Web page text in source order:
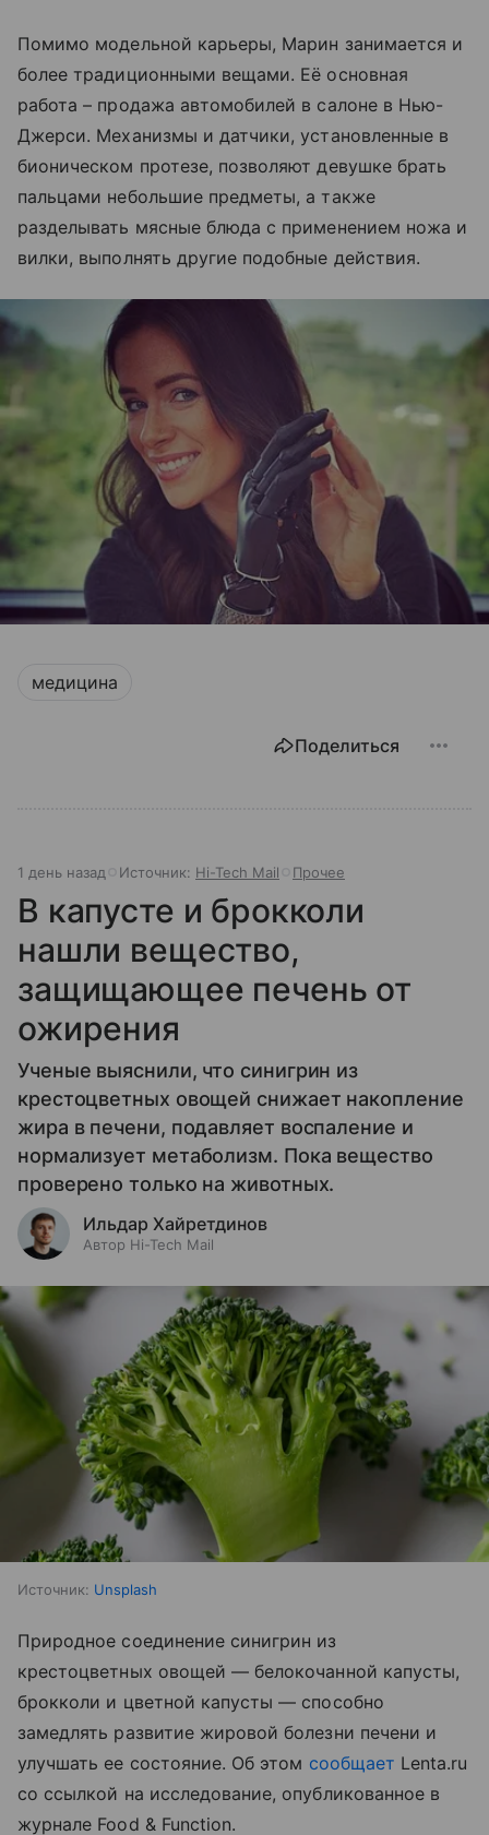
Помимо модельной карьеры, Марин занимается и
более традиционными вещами. Её основная
работа – продажа автомобилей в салоне в Нью-
Джерси. Механизмы и датчики, установленные в
бионическом протезе, позволяют девушке брать
пальцами небольшие предметы, а также
разделывать мясные блюда с применением ножа и
вилки, выполнять другие подобные действия.
медицина
Поделиться
1 день назад Источник: Hi-Tech Mail Прочее
В капусте и брокколи
нашли вещество,
защищающее печень от
ожирения
Ученые выяснили, что синигрин из
крестоцветных овощей снижает накопление
жира в печени, подавляет воспаление и
нормализует метаболизм. Пока вещество
проверено только на животных.
Ильдар Хайретдинов
Автор Hi-Tech Mail
Источник: Unsplash
Природное соединение синигрин из
крестоцветных овощей — белокочанной капусты,
брокколи и цветной капусты — способно
замедлять развитие жировой болезни печени и
улучшать ее состояние. Об этом сообщает Lenta.ru
со ссылкой на исследование, опубликованное в
журнале Food & Function.